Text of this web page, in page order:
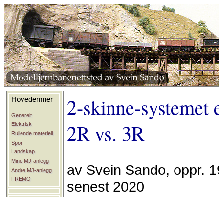
Hovedemner
Generelt
Elektrisk
Rullende materiell
Spor
Landskap
Mine MJ-anlegg
Andre MJ-anlegg
FREMO
2-skinne-
2R vs. 3R
av Svein Sando, oppr.
senest 2020